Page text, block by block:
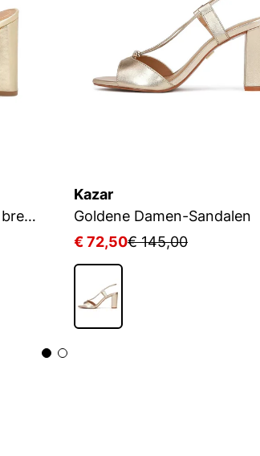
Goldfarbene Sandalen mit breiten Riemen
Kazar
Goldene Damen-Sandalen
€ 72,50€ 145,00